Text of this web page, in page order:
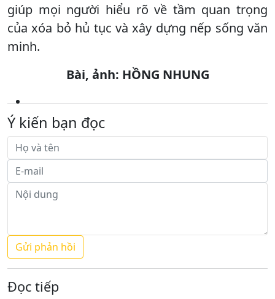
giúp mọi người hiểu rõ về tầm quan trọng
của xóa bỏ hủ tục và xây dựng nếp sống văn
minh.
Bài, ảnh: HỒNG NHUNG
Ý kiến bạn đọc
Đọc tiếp